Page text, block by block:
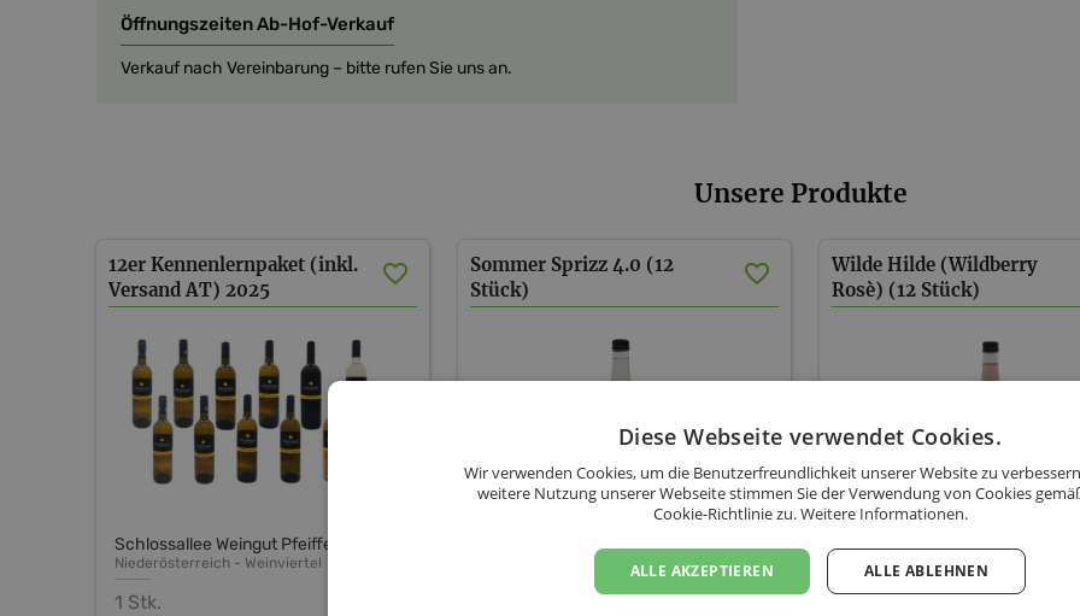
Öffnungszeiten Ab-Hof-Verkauf
Verkauf nach Vereinbarung – bitte rufen Sie uns an.
Unsere Produkte
12er Kennenlernpaket (inkl.
Versand AT) 2025
Schlossallee Weingut Pfeiffer
Niederösterreich - Weinviertel
1 Stk.
Sommer Sprizz 4.0 (12
Stück)
Schlossallee Weingut Pfeiffer
Wilde Hilde (Wildberry
Rosè) (12 Stück)
Schlossallee Weingut Pfeiffer
Diese Webseite verwendet Cookies.
Wir verwenden Cookies, um die Benutzerfreundlichkeit unserer Website zu
weitere Nutzung unserer Webseite stimmen Sie der Verwendung von Cookies
Cookie-Richtlinie zu.Weitere Informationen.
ALLE AKZEPTIEREN ALLE ABLEHNEN